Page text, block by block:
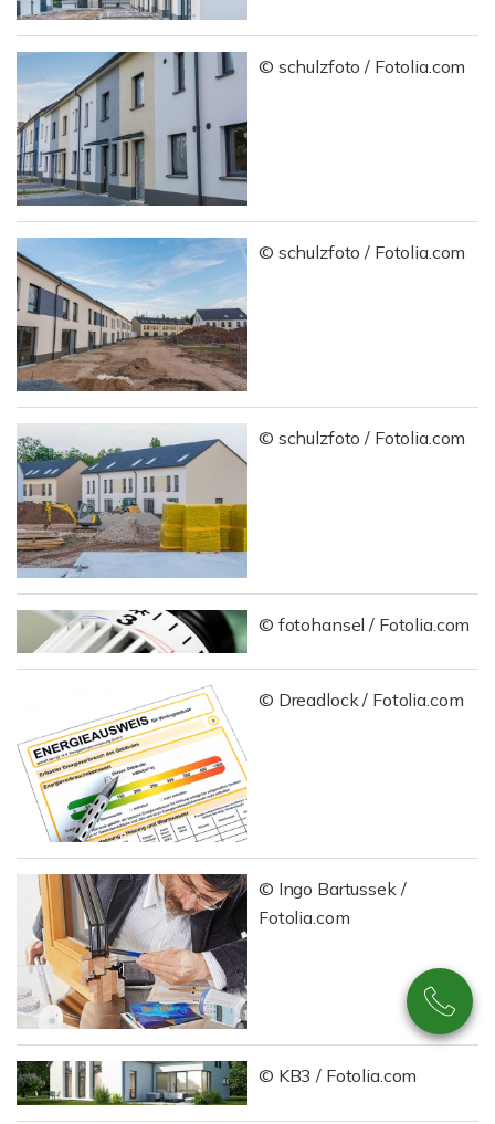
© schulzfoto / Fotolia.com
© schulzfoto / Fotolia.com
© schulzfoto / Fotolia.com
© fotohansel / Fotolia.com
© Dreadlock / Fotolia.com
© Ingo Bartussek /
Fotolia.com
© KB3 / Fotolia.com